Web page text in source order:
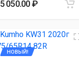
5 050.00 ₽
НОВЫЙ!